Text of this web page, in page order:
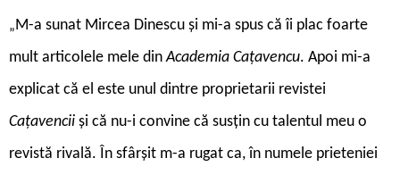
„M-a sunat Mircea Dinescu și mi-a spus că îi plac foarte
mult articolele mele dinAcademia Cațavencu. Apoi mi-a
explicat că el este unul dintre proprietarii revistei
Cațavencii și că nu-i convine că susțin cu talentul meu o
revistă rivală. În sfârșit m-a rugat ca, în numele prieteniei